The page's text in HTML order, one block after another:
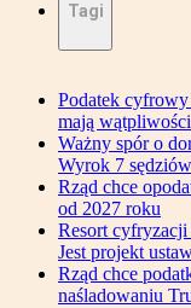
Tagi
Podatek
mają wątpliwości
Ważny spór o
Wyrok 7
Rząd chce
od 2027 roku
Resort
Jest projekt
Rząd chce
naśladowaniu